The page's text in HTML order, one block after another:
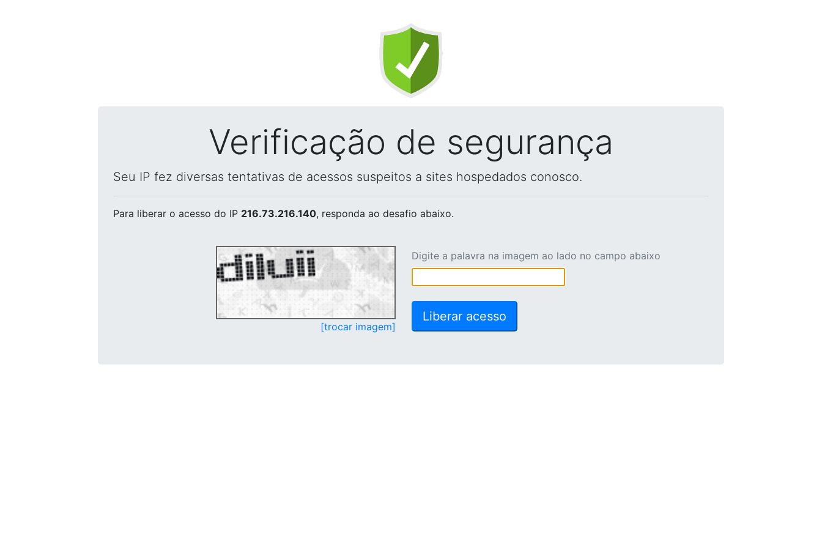
Verificação de segurança
Seu IP fez diversas tentativas de acessos suspeitos a sites hospedados conosco.
Para liberar o acesso do IP 216.73.216.140, responda ao desafio abaixo.
[trocar imagem]
Digite a palavra na imagem ao lado no campo abaixo